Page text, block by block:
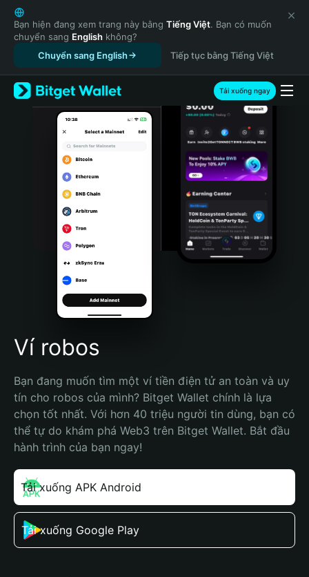
English
日本語
Tiếng Việt
Русский
Español (Latinoamérica)
Türkçe
Italiano
Português (Portugal)
Bahasa Indonesia
Português (Brasil)
Español (Argentina)
Bạn hiện đang xem trang này bằng Tiếng Việt. Bạn có muốn
chuyển sang English không?
Chuyển sang English
Tiếp tục bằng Tiếng Việt
Tải xuống ngay
Ví robos
Bạn đang muốn tìm một ví tiền điện tử an toàn và uy
tín cho robos của mình? Bitget Wallet chính là lựa
chọn tốt nhất. Với hơn 40 triệu người tin dùng, bạn có
thể tự do khám phá Web3 trên Bitget Wallet. Bắt đầu
hành trình của bạn ngay!
Tải xuống APK Android
Tải xuống Google Play